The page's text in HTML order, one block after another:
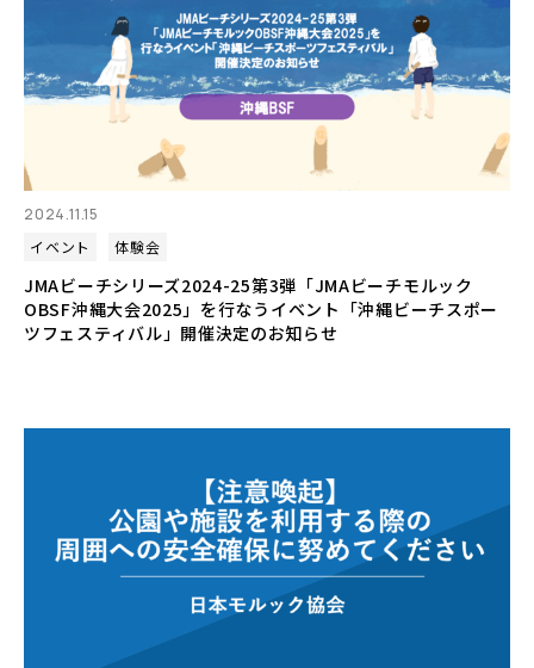
2024.11.15
イベント
体験会
JMAビーチシリーズ2024-25第3弾「JMAビーチモルック
OBSF沖縄大会2025」を行なうイベント「沖縄ビーチスポー
ツフェスティバル」開催決定のお知らせ